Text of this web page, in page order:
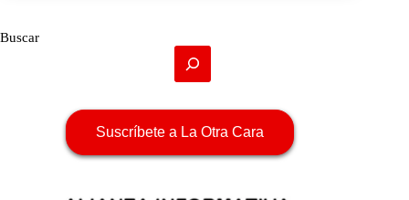
Buscar
Suscríbete a La Otra Cara